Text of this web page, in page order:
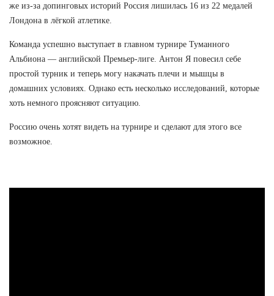
же из-за допинговых историй Россия лишилась 16 из 22 медалей
Лондона в лёгкой атлетике.
Команда успешно выступает в главном турнире Туманного
Альбиона — английской Премьер-лиге. Антон Я повесил себе
простой турник и теперь могу накачать плечи и мышцы в
домашних условиях. Однако есть несколько исследований, которые
хоть немного проясняют ситуацию.
Россию очень хотят видеть на турнире и сделают для этого все
возможное.